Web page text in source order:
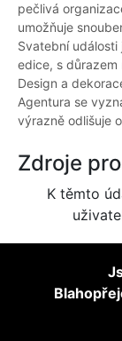
pečlivá
umožňuje
Svatební události
edice, s důrazem
Design a
Agentura se
výrazně odlišuje
Zdroje
K těmto